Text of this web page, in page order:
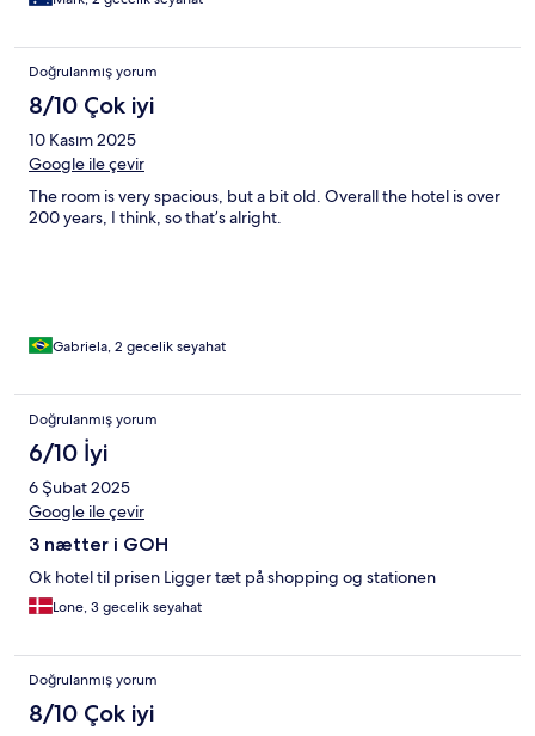
Doğrulanmış yorum
8/10 Çok iyi
10 Kasım 2025
Google ile çevir
The room is very spacious, but a bit old. Overall the hotel is over
200 years, I think, so that’s alright.
Gabriela, 2 gecelik seyahat
Doğrulanmış yorum
6/10 İyi
6 Şubat 2025
Google ile çevir
3 nætter i GOH
Ok hotel til prisen Ligger tæt på shopping og stationen
Lone, 3 gecelik seyahat
Doğrulanmış yorum
8/10 Çok iyi